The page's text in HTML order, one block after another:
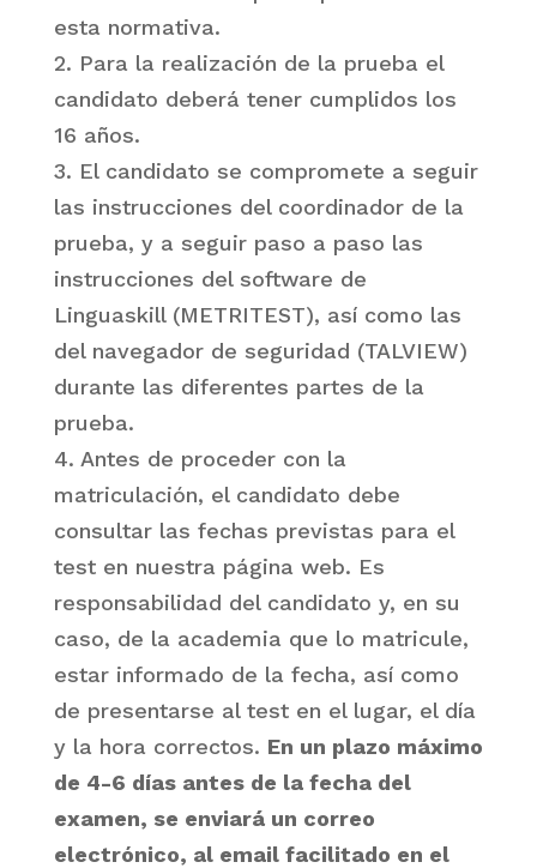
esta normativa.
2. Para la realización de la prueba el
candidato deberá tener cumplidos los
16 años.
3. El candidato se compromete a seguir
las instrucciones del coordinador de la
prueba, y a seguir paso a paso las
instrucciones del software de
Linguaskill (METRITEST), así como las
del navegador de seguridad (TALVIEW)
durante las diferentes partes de la
prueba.
4. Antes de proceder con la
matriculación, el candidato debe
consultar las fechas previstas para el
test en nuestra página web. Es
responsabilidad del candidato y, en su
caso, de la academia que lo matricule,
estar informado de la fecha, así como
de presentarse al test en el lugar, el día
y la hora correctos. En un plazo máximo
de 4-6 días antes de la fecha del
examen, se enviará un correo
electrónico, al email facilitado en el